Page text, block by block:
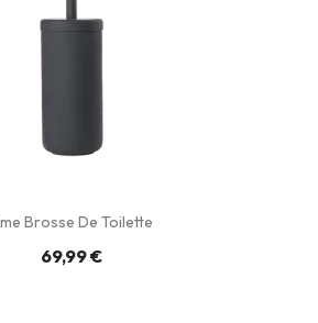
Brosse De Toilette
69,99 €